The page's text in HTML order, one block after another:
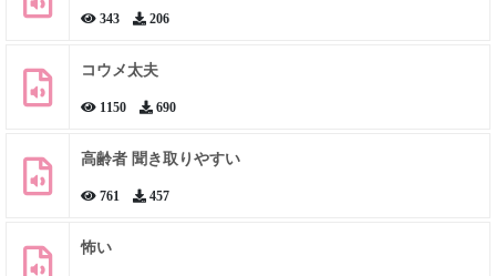
343 206
コウメ太夫
1150 690
高齢者 聞き取りやすい
761 457
怖い